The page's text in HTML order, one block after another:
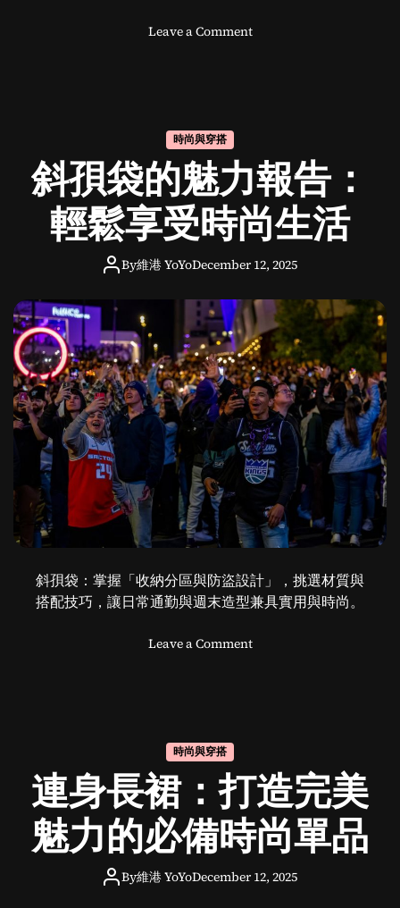
Leave a Commento
實
用
指
南
與
溫
守
護
時尚與穿搭
斜孭袋的魅力報告：
輕鬆享受時尚生活
By維港 YoYoDecember 12, 2025
斜孭袋：掌握「收納分區與防盜設計」，挑選材質與
搭配技巧，讓日常通勤與週末造型兼具實用與時尚。
Leave a Commento
力
報
告
：
輕
鬆
時尚與穿搭
連身長裙：打造完美
魅力的必備時尚單品
By維港 YoYoDecember 12, 2025